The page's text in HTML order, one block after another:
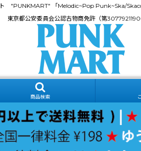
"PUNKMART" 「Melodic~Pop Punk~Ska/
東京都公安委員会公認古物商免許（第
商品検索